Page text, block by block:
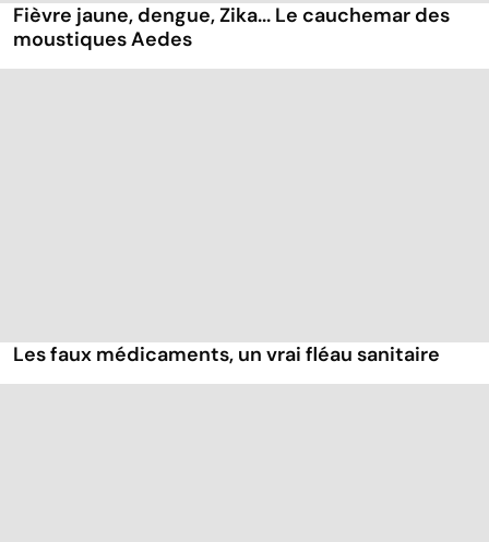
Fièvre jaune, dengue, Zika... Le cauchemar des
moustiques Aedes
Les faux médicaments, un vrai fléau sanitaire